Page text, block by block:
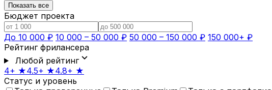
Показать все
Бюджет проекта
До 10 000 ₽ 10 000 – 50 000 ₽ 50 000 – 150 000 ₽ 150 000+ ₽
Рейтинг фрилансера
Любой рейтингexpand_more
4+ ★4.5+ ★4.8+ ★
Статус и уровень